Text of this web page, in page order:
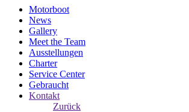
Motorboot
News
Gallery
Meet the Team
Ausstellungen
Charter
Service Center
Gebraucht
Kontakt
Zurück